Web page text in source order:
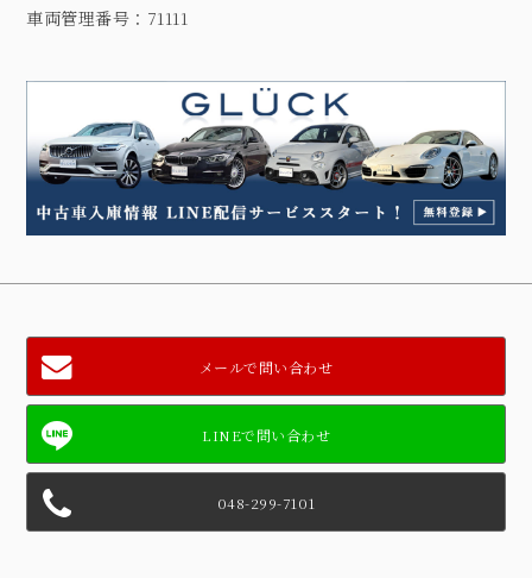
車両管理番号：71111
メールで問い合わせ
048-299-7101